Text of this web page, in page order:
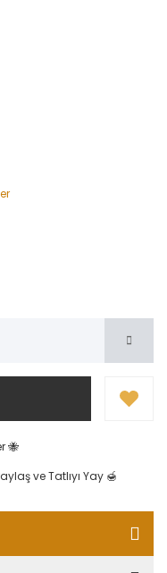
🐝
ve Tatlıyı Yay 🍯